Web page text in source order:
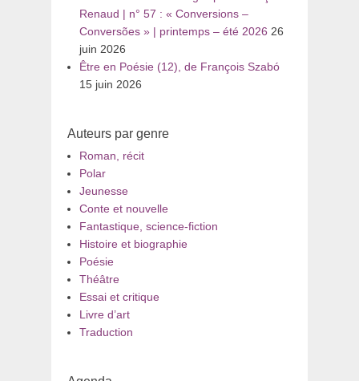
Renaud | n° 57 : « Conversions –
Conversões » | printemps – été 2026 26
juin 2026
Être en Poésie (12), de François Szabó
15 juin 2026
Auteurs par genre
Roman, récit
Polar
Jeunesse
Conte et nouvelle
Fantastique, science-fiction
Histoire et biographie
Poésie
Théâtre
Essai et critique
Livre d’art
Traduction